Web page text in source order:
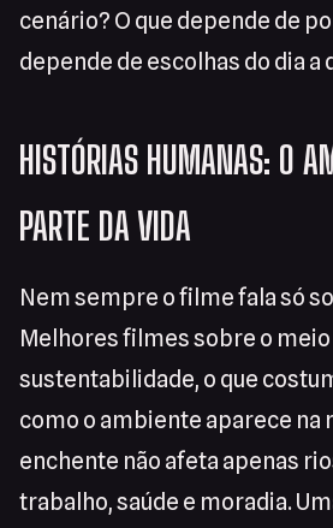
cenário? O que depende de
depende de escolhas do dia a
HISTÓRIAS HUMANAS: O
PARTE DA VIDA
Nem sempre o filme fala só
Melhores filmes sobre o
sustentabilidade, o que
como o ambiente aparece na
enchente não afeta apenas
trabalho, saúde e moradia.